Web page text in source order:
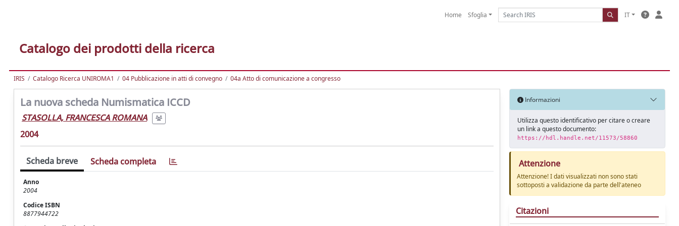
Home Sfoglia IT
Catalogo dei prodotti della ricerca
IRIS Catalogo Ricerca UNIROMA1 04 Pubblicazione in atti di convegno 04a Atto di comunicazione a congresso
La nuova scheda Numismatica ICCD
STASOLLA, FRANCESCA ROMANA
2004
Scheda breve Scheda completa
Anno
2004
Codice ISBN
8877944722
Informazioni
Utilizza questo identificativo per citare o creare
un link a questo documento:
https://hdl.handle.net/11573/58860
Attenzione
Attenzione! I dati visualizzati non sono stati
sottoposti a validazione da parte dell'ateneo
Citazioni